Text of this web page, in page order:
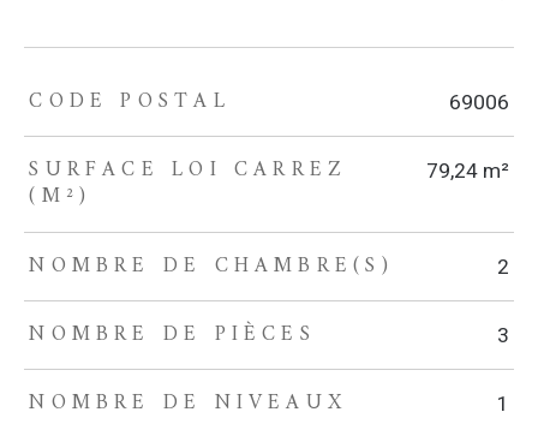
TRAD_ZEPHYR_Caracteristique TRAD_ZEPHYR_Valeurs
CODE POSTAL 69006
SURFACE LOI CARREZ
(M²)
79,24 m²
NOMBRE DE CHAMBRE(S) 2
NOMBRE DE PIÈCES 3
NOMBRE DE NIVEAUX 1